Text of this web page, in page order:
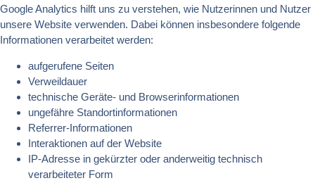
Google Analytics hilft uns zu verstehen, wie Nutzerinnen und Nutzer
unsere Website verwenden. Dabei können insbesondere folgende
Informationen verarbeitet werden:
aufgerufene Seiten
Verweildauer
technische Geräte- und Browserinformationen
ungefähre Standortinformationen
Referrer-Informationen
Interaktionen auf der Website
IP-Adresse in gekürzter oder anderweitig technisch
verarbeiteter Form